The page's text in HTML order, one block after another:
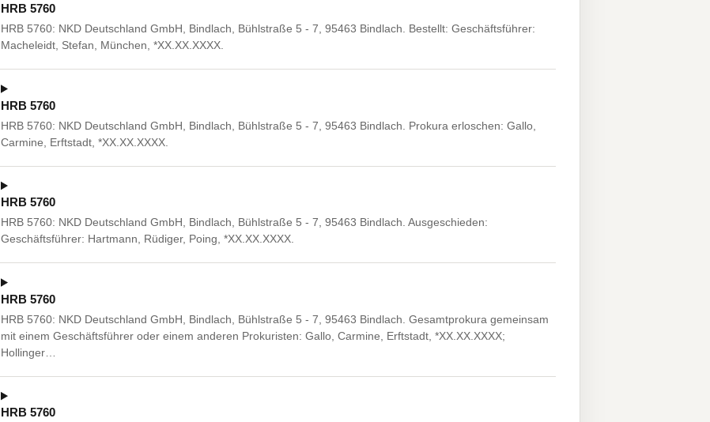
HRB 5760
HRB 5760: NKD Deutschland GmbH, Bindlach, Bühlstraße 5 - 7, 95463 Bindlach. Bestellt: Geschäftsführer:
Macheleidt, Stefan, München, *XX.XX.XXXX.
HRB 5760
HRB 5760: NKD Deutschland GmbH, Bindlach, Bühlstraße 5 - 7, 95463 Bindlach. Prokura erloschen: Gallo,
Carmine, Erftstadt, *XX.XX.XXXX.
HRB 5760
HRB 5760: NKD Deutschland GmbH, Bindlach, Bühlstraße 5 - 7, 95463 Bindlach. Ausgeschieden:
Geschäftsführer: Hartmann, Rüdiger, Poing, *XX.XX.XXXX.
HRB 5760
HRB 5760: NKD Deutschland GmbH, Bindlach, Bühlstraße 5 - 7, 95463 Bindlach. Gesamtprokura gemeinsam
mit einem Geschäftsführer oder einem anderen Prokuristen: Gallo, Carmine, Erftstadt, *XX.XX.XXXX;
Hollinger…
HRB 5760